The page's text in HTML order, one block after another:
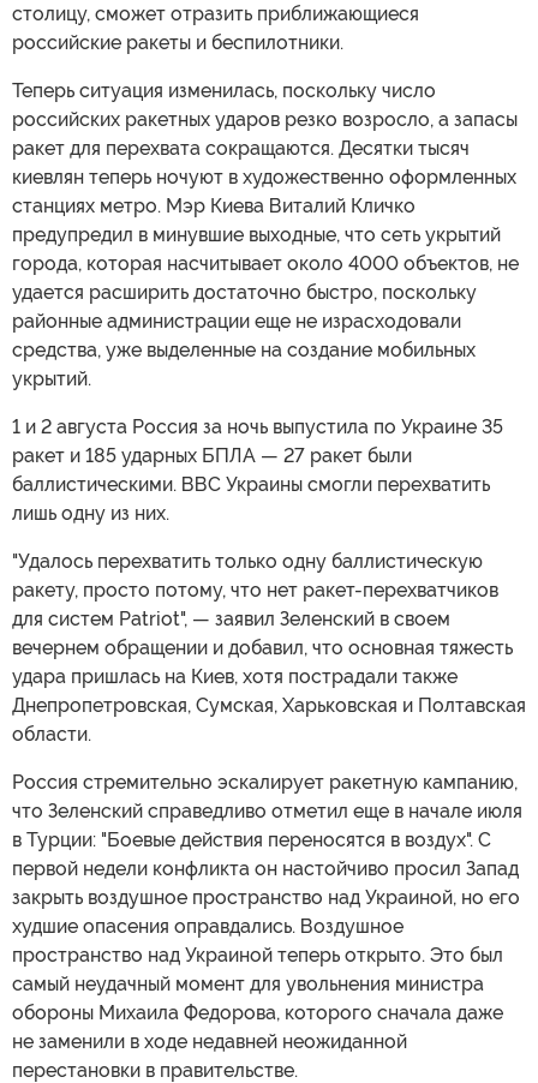
столицу, сможет отразить приближающиеся
российские ракеты и беспилотники.
Теперь ситуация изменилась, поскольку число
российских ракетных ударов резко возросло, а запасы
ракет для перехвата сокращаются. Десятки тысяч
киевлян теперь ночуют в художественно оформленных
станциях метро. Мэр Киева Виталий Кличко
предупредил в минувшие выходные, что сеть укрытий
города, которая насчитывает около 4000 объектов, не
удается расширить достаточно быстро, поскольку
районные администрации еще не израсходовали
средства, уже выделенные на создание мобильных
укрытий.
1 и 2 августа Россия за ночь выпустила по Украине 35
ракет и 185 ударных БПЛА — 27 ракет были
баллистическими. ВВС Украины смогли перехватить
лишь одну из них.
"Удалось перехватить только одну баллистическую
ракету, просто потому, что нет ракет-перехватчиков
для систем Patriot", — заявил Зеленский в своем
вечернем обращении и добавил, что основная тяжесть
удара пришлась на Киев, хотя пострадали также
Днепропетровская, Сумская, Харьковская и Полтавская
области.
Россия стремительно эскалирует ракетную кампанию,
что Зеленский справедливо отметил еще в начале июля
в Турции: "Боевые действия переносятся в воздух". С
первой недели конфликта он настойчиво просил Запад
закрыть воздушное пространство над Украиной, но его
худшие опасения оправдались. Воздушное
пространство над Украиной теперь открыто. Это был
самый неудачный момент для увольнения министра
обороны Михаила Федорова, которого сначала даже
не заменили в ходе недавней неожиданной
перестановки в правительстве.